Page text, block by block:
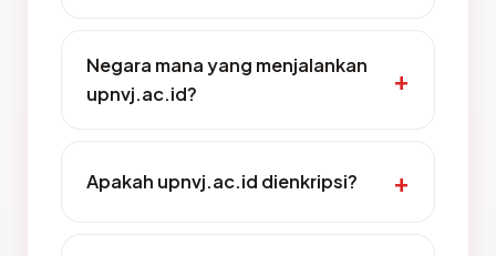
Negara mana yang menjalankan
upnvj.ac.id?
Apakah upnvj.ac.id dienkripsi?